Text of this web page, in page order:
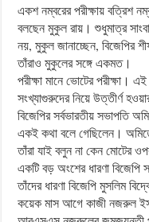
একশ নম্বরের পরীক্ষায় বত্রিশ
বলছেন মুকুল রায়। শুধুমাত্র
নয়, মুকুল জানাচ্ছেন, বিজেপির
তাঁরাও মুকুলের সঙ্গে একমত।
পরীক্ষা মানে ভোটের পরীক্ষা।
সংখ্যাগুরুদের নিয়ে উত্তীর্ণ
বিজেপির সর্বভারতীয় সভাপতি
একই কথা বলে গেছিলেন।
তাঁরা যাই বলুন না কেন মোটের
একটি বড় অংশের ধারণা
তাঁদের ধারণা বিজেপি মুসলিম
কয়েক মাস আগে কাজী নজরুল